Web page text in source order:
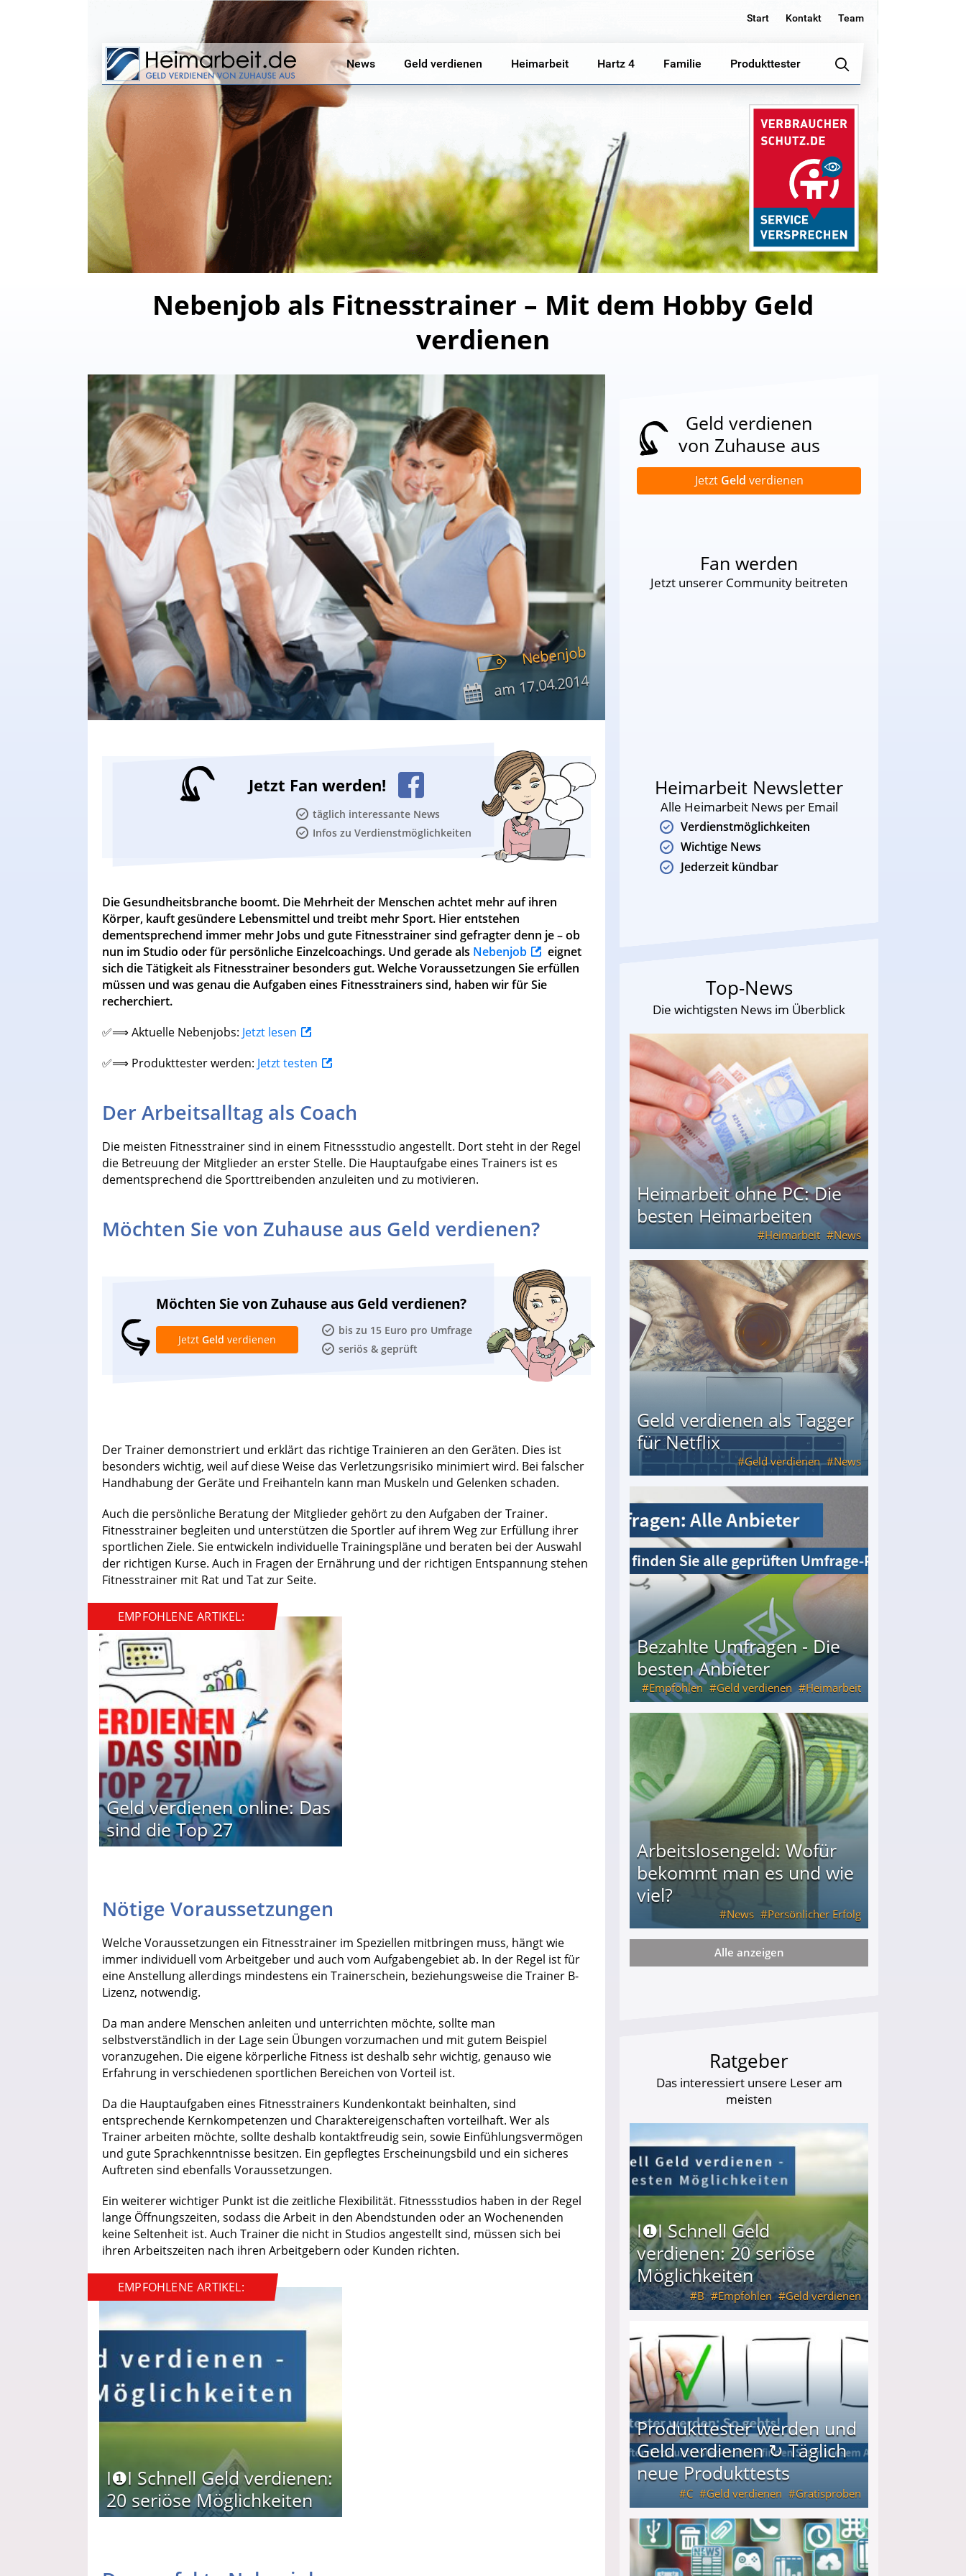
Start Kontakt Team
News Geld verdienen Heimarbeit Hartz 4 Familie Produkttester
Nebenjob als Fitnesstrainer – Mit dem Hobby Geld
verdienen
Nebenjob
am17.04.2014
Jetzt Fan werden!
täglich interessante News
Infos zu Verdienstmöglichkeiten
Die Gesundheitsbranche boomt. Die Mehrheit der Menschen achtet mehr auf ihren
Körper, kauft gesündere Lebensmittel und treibt mehr Sport. Hier entstehen
dementsprechend immer mehr Jobs und gute Fitnesstrainer sind gefragter denn je – ob
nun im Studio oder für persönliche Einzelcoachings. Und gerade als Nebenjob
eignet
sich die Tätigkeit als Fitnesstrainer besonders gut. Welche Voraussetzungen Sie erfüllen
müssen und was genau die Aufgaben eines Fitnesstrainers sind, haben wir für Sie
recherchiert.
✅⟹ Aktuelle Nebenjobs: Jetzt lesen
✅⟹ Produkttester werden: Jetzt testen
Der Arbeitsalltag als Coach
Die meisten Fitnesstrainer sind in einem Fitnessstudio angestellt. Dort steht in der Regel
die Betreuung der Mitglieder an erster Stelle. Die Hauptaufgabe eines Trainers ist es
dementsprechend die Sporttreibenden anzuleiten und zu motivieren.
Möchten Sie von Zuhause aus Geld verdienen?
Möchten Sie von Zuhause aus Geld verdienen?
bis zu 15 Euro pro Umfrage
seriös & geprüft
Jetzt Geld verdienen
Der Trainer demonstriert und erklärt das richtige Trainieren an den Geräten. Dies ist
besonders wichtig, weil auf diese Weise das Verletzungsrisiko minimiert wird. Bei falscher
Handhabung der Geräte und Freihanteln kann man Muskeln und Gelenken schaden.
Auch die persönliche Beratung der Mitglieder gehört zu den Aufgaben der Trainer.
Fitnesstrainer begleiten und unterstützen die Sportler auf ihrem Weg zur Erfüllung ihrer
sportlichen Ziele. Sie entwickeln individuelle Trainingspläne und beraten bei der Auswahl
der richtigen Kurse. Auch in Fragen der Ernährung und der richtigen Entspannung stehen
Fitnesstrainer mit Rat und Tat zur Seite.
EMPFOHLENE ARTIKEL:
Geld verdienen online: Das
sind die Top 27
Nötige Voraussetzungen
Welche Voraussetzungen ein Fitnesstrainer im Speziellen mitbringen muss, hängt wie
immer individuell vom Arbeitgeber und auch vom Aufgabengebiet ab. In der Regel ist für
eine Anstellung allerdings mindestens ein Trainerschein, beziehungsweise die Trainer B-
Lizenz, notwendig.
Da man andere Menschen anleiten und unterrichten möchte, sollte man
selbstverständlich in der Lage sein Übungen vorzumachen und mit gutem Beispiel
voranzugehen. Die eigene körperliche Fitness ist deshalb sehr wichtig, genauso wie
Erfahrung in verschiedenen sportlichen Bereichen von Vorteil ist.
Da die Hauptaufgaben eines Fitnesstrainers Kundenkontakt beinhalten, sind
entsprechende Kernkompetenzen und Charaktereigenschaften vorteilhaft. Wer als
Trainer arbeiten möchte, sollte deshalb kontaktfreudig sein, sowie Einfühlungsvermögen
und gute Sprachkenntnisse besitzen. Ein gepflegtes Erscheinungsbild und ein sicheres
Auftreten sind ebenfalls Voraussetzungen.
Ein weiterer wichtiger Punkt ist die zeitliche Flexibilität. Fitnessstudios haben in der Regel
lange Öffnungszeiten, sodass die Arbeit in den Abendstunden oder an Wochenenden
keine Seltenheit ist. Auch Trainer die nicht in Studios angestellt sind, müssen sich bei
ihren Arbeitszeiten nach ihren Arbeitgebern oder Kunden richten.
EMPFOHLENE ARTIKEL:
I❶I Schnell Geld verdienen:
20 seriöse Möglichkeiten
Geld verdienen
von Zuhause aus
Jetzt Geld verdienen
Fan werden
Jetzt unserer Community beitreten
Heimarbeit Newsletter
Alle Heimarbeit News per Email
Verdienstmöglichkeiten
Wichtige News
Jederzeit kündbar
Top-News
Die wichtigsten News im Überblick
Heimarbeit ohne PC: Die
besten Heimarbeiten
Heimarbeit News
Heimarbeit ohne PC: Die besten Heimarbeiten
Geld verdienen als Tagger
für Netflix
Geld verdienen News
Geld verdienen als Tagger für Netflix
Bezahlte Umfragen - Die
besten Anbieter
Empfohlen Geld verdienen Heimarbeit
Arbeitslosengeld: Wofür
bekommt man es und wie
viel?
News Persönlicher Erfolg
Arbeitslosengeld: Wofür bekommt man es und wie viel?
Alle anzeigen
Ratgeber
Das interessiert unsere Leser am
meisten
I❶I Schnell Geld
verdienen: 20 seriöse
Möglichkeiten
B Empfohlen Geld verdienen
Produkttester werden und
Geld verdienen ↻ Täglich
neue Produkttests
C Geld verdienen Gratisproben
Produkttester werden und Geld verdienen ↻ Täglich neue Produkttests